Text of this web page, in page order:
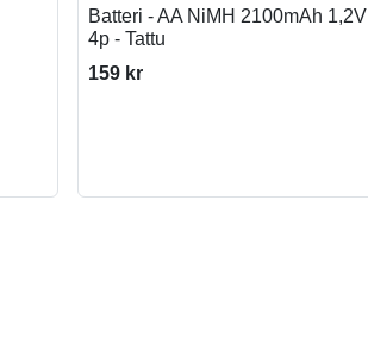
Batteri - AA NiMH 2100mAh 1,2V
4p - Tattu
159 kr